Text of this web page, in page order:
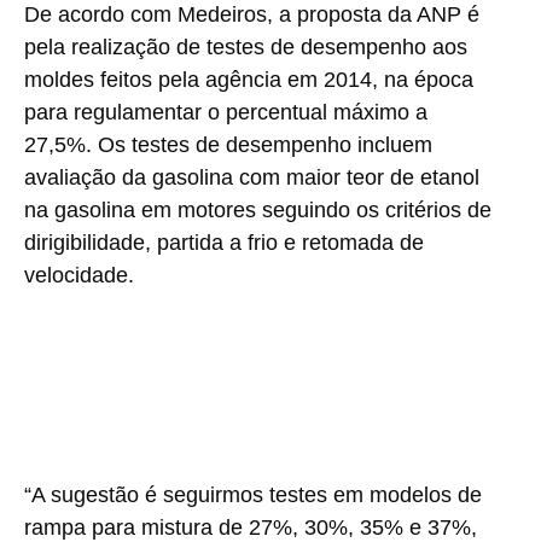
De acordo com Medeiros, a proposta da ANP é
pela realização de testes de desempenho aos
moldes feitos pela agência em 2014, na época
para regulamentar o percentual máximo a
27,5%. Os testes de desempenho incluem
avaliação da gasolina com maior teor de etanol
na gasolina em motores seguindo os critérios de
dirigibilidade, partida a frio e retomada de
velocidade.
“A sugestão é seguirmos testes em modelos de
rampa para mistura de 27%, 30%, 35% e 37%,